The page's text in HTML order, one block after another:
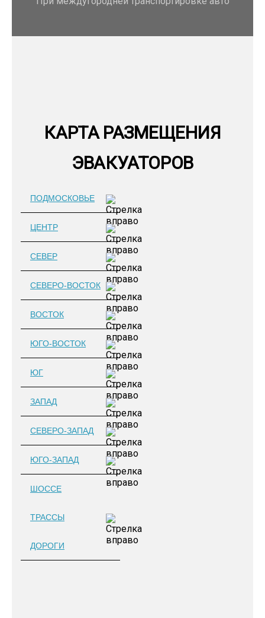
КАРТА РАЗМЕЩЕНИЯ
ЭВАКУАТОРОВ
ПОДМОСКОВЬЕ
ЦЕНТР
СЕВЕР
СЕВЕРО-ВОСТОК
ВОСТОК
ЮГО-ВОСТОК
ЮГ
ЗАПАД
СЕВЕРО-ЗАПАД
ЮГО-ЗАПАД
ШОССЕ
ТРАССЫ
ДОРОГИ